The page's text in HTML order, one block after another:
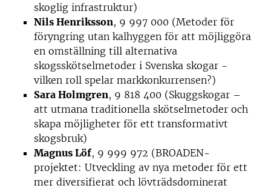
skoglig infrastruktur)
Nils Henriksson, 9 997 000 (Metoder för
föryngring utan kalhyggen för att möjliggöra
en omställning till alternativa
skogsskötselmetoder i Svenska skogar -
vilken roll spelar markkonkurrensen?)
Sara Holmgren, 9 818 400 (Skuggskogar –
att utmana traditionella skötselmetoder och
skapa möjligheter för ett transformativt
skogsbruk)
Magnus Löf, 9 999 972 (BROADEN-
projektet: Utveckling av nya metoder för ett
mer diversifierat och lövträdsdominerat